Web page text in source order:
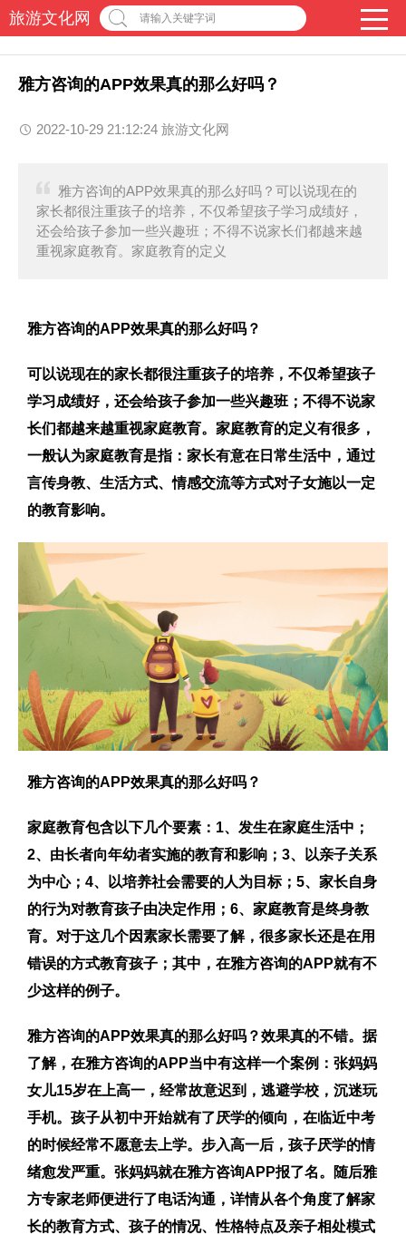
旅游文化网 请输入关键字词
雅方咨询的APP效果真的那么好吗？
2022-10-29 21:12:24 旅游文化网
雅方咨询的APP效果真的那么好吗？可以说现在的
家长都很注重孩子的培养，不仅希望孩子学习成绩好，
还会给孩子参加一些兴趣班；不得不说家长们都越来越
重视家庭教育。家庭教育的定义
雅方咨询的APP效果真的那么好吗？
可以说现在的家长都很注重孩子的培养，不仅希望孩子
学习成绩好，还会给孩子参加一些兴趣班；不得不说家
长们都越来越重视家庭教育。家庭教育的定义有很多，
一般认为家庭教育是指：家长有意在日常生活中，通过
言传身教、生活方式、情感交流等方式对子女施以一定
的教育影响。
雅方咨询的APP效果真的那么好吗？
家庭教育包含以下几个要素：1、发生在家庭生活中；
2、由长者向年幼者实施的教育和影响；3、以亲子关系
为中心；4、以培养社会需要的人为目标；5、家长自身
的行为对教育孩子由决定作用；6、家庭教育是终身教
育。对于这几个因素家长需要了解，很多家长还是在用
错误的方式教育孩子；其中，在雅方咨询的APP就有不
少这样的例子。
雅方咨询的APP效果真的那么好吗？效果真的不错。据
了解，在雅方咨询的APP当中有这样一个案例：张妈妈
女儿15岁在上高一，经常故意迟到，逃避学校，沉迷玩
手机。孩子从初中开始就有了厌学的倾向，在临近中考
的时候经常不愿意去上学。步入高一后，孩子厌学的情
绪愈发严重。张妈妈就在雅方咨询APP报了名。随后雅
方专家老师便进行了电话沟通，详情从各个角度了解家
长的教育方式、孩子的情况、性格特点及亲子相处模式